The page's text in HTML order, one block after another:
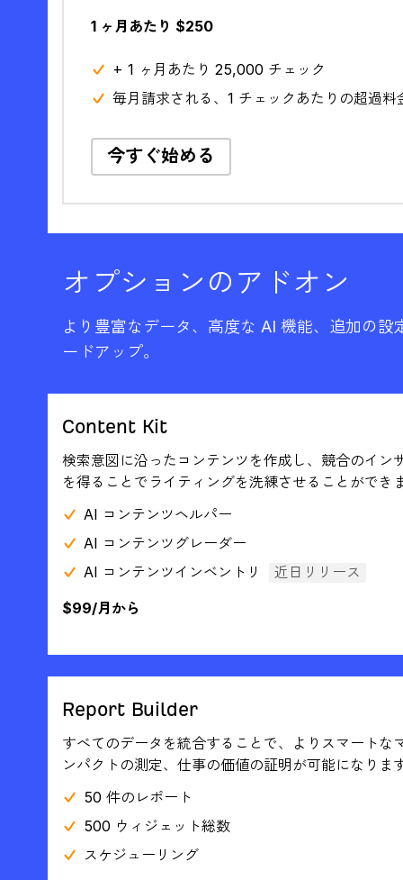
1 ヶ月あたり $250
+ 1 ヶ月あたり 25,000 チェック
毎月請求される、1 チェックあたりの超過
今すぐ始める
オプションのアドオン
より豊富なデータ、高度な AI 機能、追加の
ードアップ。
Content Kit
検索意図に沿ったコンテンツを作成し、競合のイン
を得ることでライティングを洗練させることができ
AI コンテンツヘルパー
AI コンテンツグレーダー
AI コンテンツインベントリ
近日リリース
$99/月から
Report Builder
すべてのデータを統合することで、よりスマート
ンパクトの測定、仕事の価値の証明が可能になりま
50 件のレポート
500 ウィジェット総数
スケジューリング